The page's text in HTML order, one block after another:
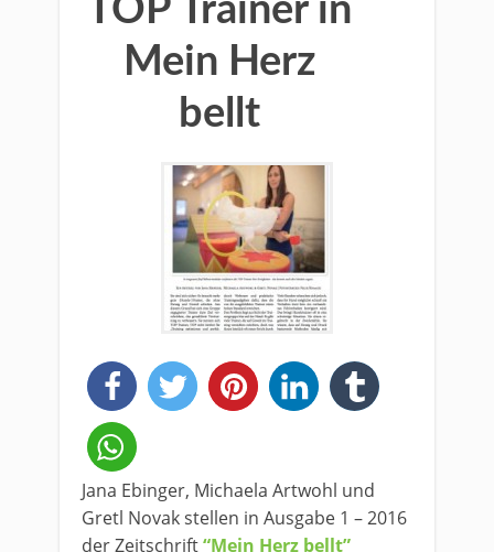
TOP Trainer in
Mein Herz
bellt
Jana Ebinger, Michaela Artwohl und
Gretl Novak stellen in Ausgabe 1 – 2016
der Zeitschrift“Mein Herz bellt”